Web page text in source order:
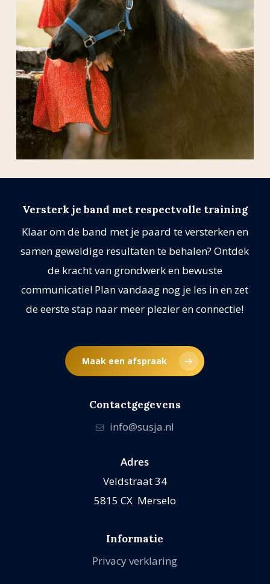
Versterk je band met respectvolle training
Klaar om de band met je paard te versterken en
samen geweldige resultaten te behalen? Ontdek
de kracht van grondwerk en bewuste
communicatie! Plan vandaag nog je les in en zet
de eerste stap naar meer plezier en connectie!
Maak een afspraak
Contactgegevens
info@susja.nl
Adres
Veldstraat 34
5815 CX Merselo
Informatie
Privacy verklaring